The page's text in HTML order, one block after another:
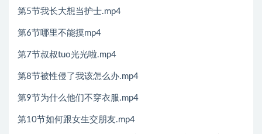
第5节我长大想当护士.mp4
第6节哪里不能摸mp4
第7节叔叔tuo光光啦.mp4
第8节被性侵了我该怎么办.mp4
第9节为什么他们不穿衣服.mp4
第10节如何跟女生交朋友.mp4